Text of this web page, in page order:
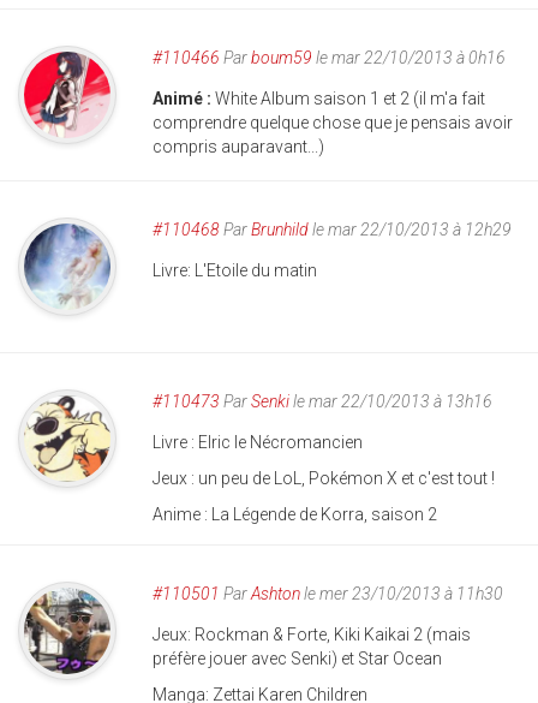
#110466 Parboum59 le mar 22/10/2013 à 0h16
Animé : White Album saison 1 et 2 (il m'a fait
comprendre quelque chose que je pensais avoir
compris auparavant...)
#110468ParBrunhildle mar 22/10/2013 à 12h29
Livre: L'Etoile du matin
#110473 ParSenkile mar 22/10/2013 à 13h16
Livre : Elric le Nécromancien
Jeux : un peu de LoL, Pokémon X et c'est tout !
Anime : La Légende de Korra, saison 2
#110501 ParAshtonle mer 23/10/2013 à 11h30
Jeux: Rockman & Forte, Kiki Kaikai 2 (mais
préfère jouer avec Senki) et Star Ocean
Manga: Zettai Karen Children